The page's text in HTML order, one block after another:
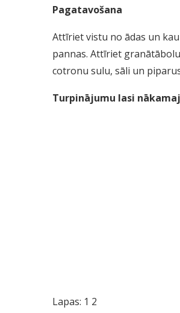
Pagatavošana
Attīriet vistu no ādas un
pannas. Attīriet
cotronu sulu, sāli un
Turpinājumu lasi
Lapas: 1 2